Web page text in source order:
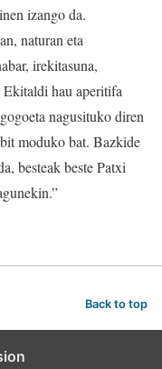
izango da.
naturan eta
irekitasuna,
Ekitaldi hau aperitifa
nagusituko diren
moduko bat. Bazkide
besteak beste Patxi
Back to top